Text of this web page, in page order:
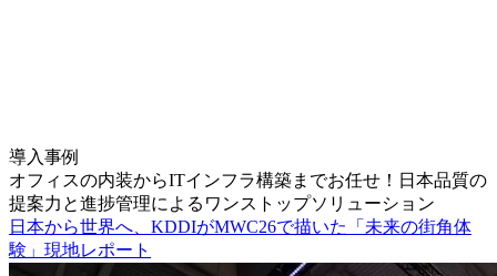
導入事例
オフィスの内装からITインフラ構築までお任せ！日本品質の
提案力と進捗管理によるワンストップソリューション
日本から世界へ、KDDIがMWC26で描いた「未来の街角体
験」現地レポート